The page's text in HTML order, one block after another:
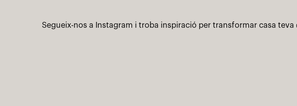
Segueix-nos a Instagram i troba inspiració per transformar casa teva